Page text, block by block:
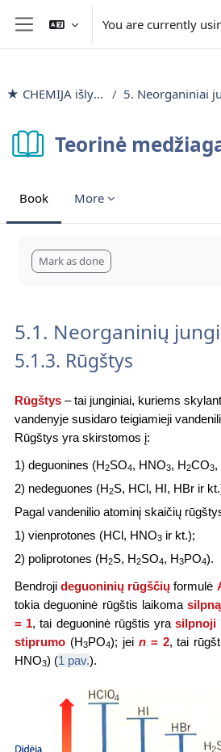
Skip to main content
Side panel
You are currently
★ CHEMIJA išlyginamieji mokymai
Teorinė
Book More
Mark as done
5.1. Neorganinių
5.1.3. Rūgštys
Rūgštys – tai junginiai, kuriems
vandenyje susidaro teigiamieji
Rūgštys yra skirstomos į:
1) deguonines (H2SO4, HNO3, H2CO3,
2) nedeguones (H2S, HCl, HI, HBr ir
Pagal vandenilio atominį skaičių
1) vienprotones (HCl, HNO3 ir kt.);
2) poliprotones (H2S, H2SO4, H3PO4).
Bendroji deguoninių rūgščių formulė
tokiadeguoninė rūgštis laikoma
= 1, tai deguoninėrūgštis yra silpnoji
stiprumo (H3PO4); jei n = 2, tai
HNO3) (1 pav.).